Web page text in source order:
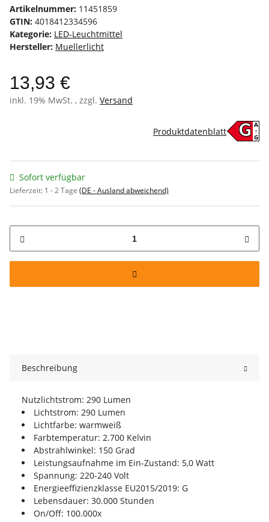
Artikelnummer: 11451859
GTIN: 4018412334596
Kategorie: LED-Leuchtmittel
Hersteller: Muellerlicht
13,93 €
inkl. 19% MwSt. , zzgl. Versand
G A
↑
G
Produktdatenblatt
Sofort verfügbar
Lieferzeit: 1 - 2 Tage (DE - Ausland abweichend)
Beschreibung
Nutzlichtstrom: 290 Lumen
Lichtstrom: 290 Lumen
Lichtfarbe: warmweiß
Farbtemperatur: 2.700 Kelvin
Abstrahlwinkel: 150 Grad
Leistungsaufnahme im Ein-Zustand: 5,0 Watt
Spannung: 220-240 Volt
Energieeffizienzklasse EU2015/2019: G
Lebensdauer: 30.000 Stunden
On/Off: 100.000x